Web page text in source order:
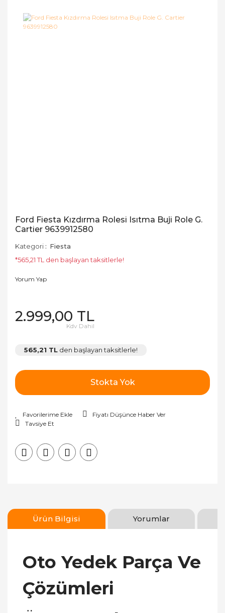
Ford Fiesta Kızdırma Rolesi Isıtma Buji Role G.
Cartier 9639912580
Kategori
Fiesta
*565,21 TL den başlayan taksitlerle!
Yorum Yap
2.999,00 TL
Kdv Dahil
565,21 TL den başlayan taksitlerle!
Stokta Yok
Fiyatı Düşünce Haber Ver
Tavsiye Et
Ürün Bilgisi Yorumlar
Oto Yedek Parça Ve
Çözümleri